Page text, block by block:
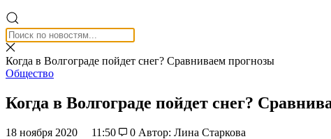
Когда в Волгограде пойдет снег? Сравниваем прогнозы
Общество
Когда в Волгограде пойдет снег?
18 ноября 2020 11:50 0 Автор: Лина Старкова